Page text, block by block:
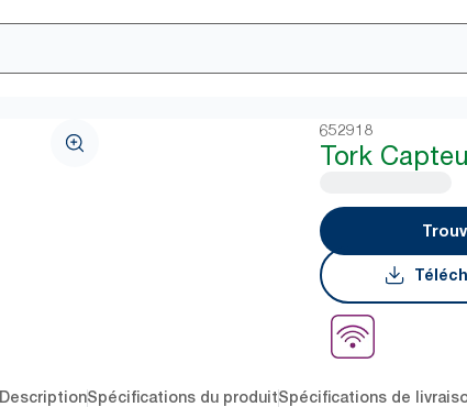
652918
Tork
DescriptionSpécifications du produitSpécifications de